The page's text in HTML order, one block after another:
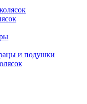
и подушки